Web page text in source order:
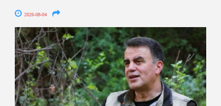
2026-08-04